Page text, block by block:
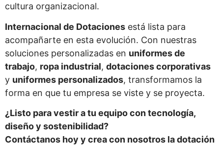
cultura organizacional.
Internacional de Dotaciones está lista para
acompañarte en esta evolución. Con nuestras
soluciones personalizadas en uniformes de
trabajo, ropa industrial, dotaciones corporativas
y uniformes personalizados, transformamos la
forma en que tu empresa se viste y se proyecta.
¿Listo para vestir a tu equipo con tecnología,
diseño y sostenibilidad?
Contáctanos hoy y crea con nosotros la dotación